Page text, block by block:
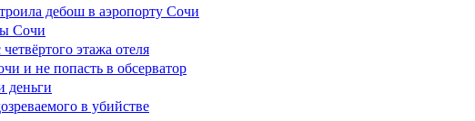
дебош в аэропорту Сочи
Сочи
этажа отеля
и не попасть в обсерватор
деньги
в убийстве